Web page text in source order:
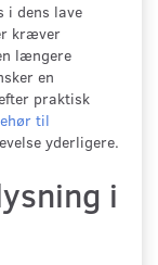
i dens lave
kræver
længere
en
praktisk
til
yderligere.
i